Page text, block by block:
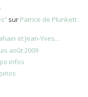
sur Patrice de Plunkett :
et Jean-Yves...
août 2009
infos